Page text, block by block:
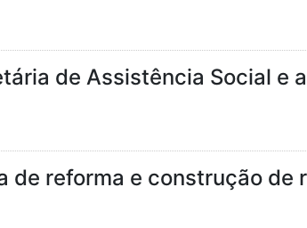
de Assistência Social e
de reforma e construção de